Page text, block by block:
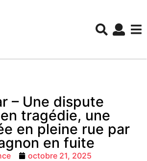
– Une dispute
tragédie, une
en pleine rue par
en fuite
octobre 21, 2025